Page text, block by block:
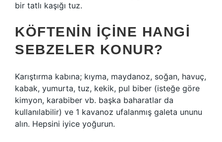
bir tatlı kaşığı tuz.
KÖFTENIN IÇINE HANGI
SEBZELER KONUR?
Karıştırma kabına; kıyma, maydanoz, soğan, havuç,
kabak, yumurta, tuz, kekik, pul biber (isteğe göre
kimyon, karabiber vb. başka baharatlar da
kullanılabilir) ve 1 kavanoz ufalanmış galeta ununu
alın. Hepsini iyice yoğurun.